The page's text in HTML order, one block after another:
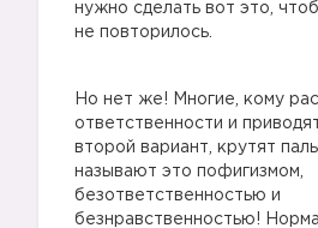
нужно сделать вот это,
не повторилось.
Но нет же! Многие, кому
ответственности и
второй вариант, крутят
называют это пофигизмом,
безответственностью и
безнравственностью!